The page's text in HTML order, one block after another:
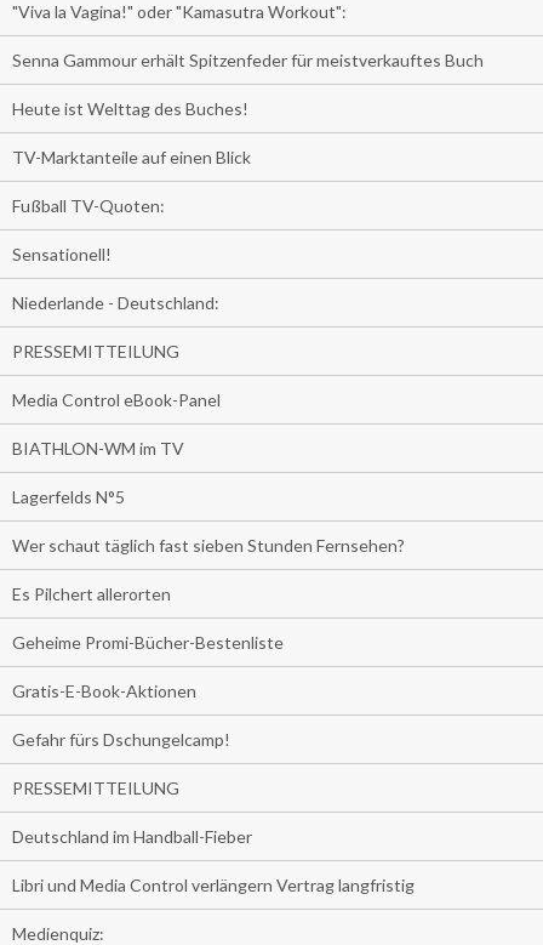
"Viva la Vagina!" oder "Kamasutra Workout":
Senna Gammour erhält Spitzenfeder für meistverkauftes Buch
Heute ist Welttag des Buches!
TV-Marktanteile auf einen Blick
Fußball TV-Quoten:
Sensationell!
Niederlande - Deutschland:
PRESSEMITTEILUNG
Media Control eBook-Panel
BIATHLON-WM im TV
Lagerfelds N°5
Wer schaut täglich fast sieben Stunden Fernsehen?
Es Pilchert allerorten
Geheime Promi-Bücher-Bestenliste
Gratis-E-Book-Aktionen
Gefahr fürs Dschungelcamp!
PRESSEMITTEILUNG
Deutschland im Handball-Fieber
Libri und Media Control verlängern Vertrag langfristig
Medienquiz: